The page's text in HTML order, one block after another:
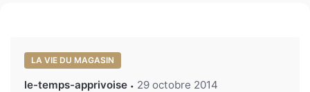
LA VIE DU MAGASIN
le-temps-apprivoise 29 octobre 2014